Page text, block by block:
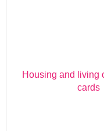
Housing and living
cards